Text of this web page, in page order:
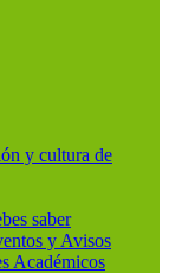
y cultura de
saber
y Avisos
Académicos